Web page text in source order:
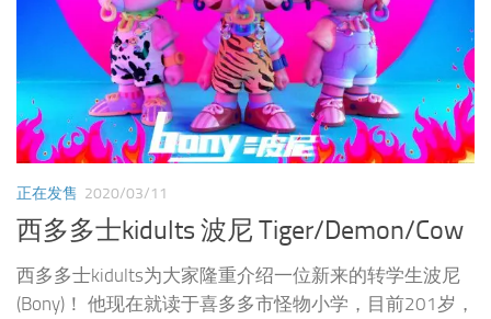
正在发售 2020/03/11
西多多士kidults 波尼 Tiger/Demon/Cow
西多多士kidults为大家隆重介绍一位新来的转学生波尼
(Bony)！ 他现在就读于喜多多市怪物小学，目前201岁，